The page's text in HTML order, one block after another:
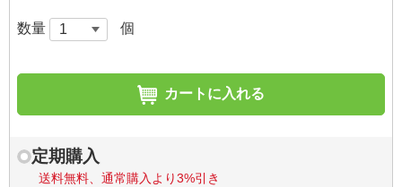
数量 個
カートに入れる
定期購入
送料無料、通常購入より3%引き